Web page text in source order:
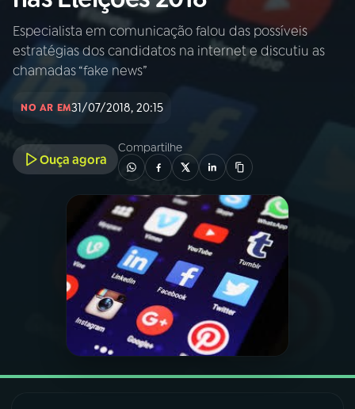
AO VIVO
PROGRAMAS
PODCASTS
VIDEOCASTS
Especialista em comunicação falou das possíveis
estratégias dos candidatos na internet e discutiu as
chamadas “fake news”
NO AR EM31/07/2018, 20:15
Ouça agora
Compartilhe